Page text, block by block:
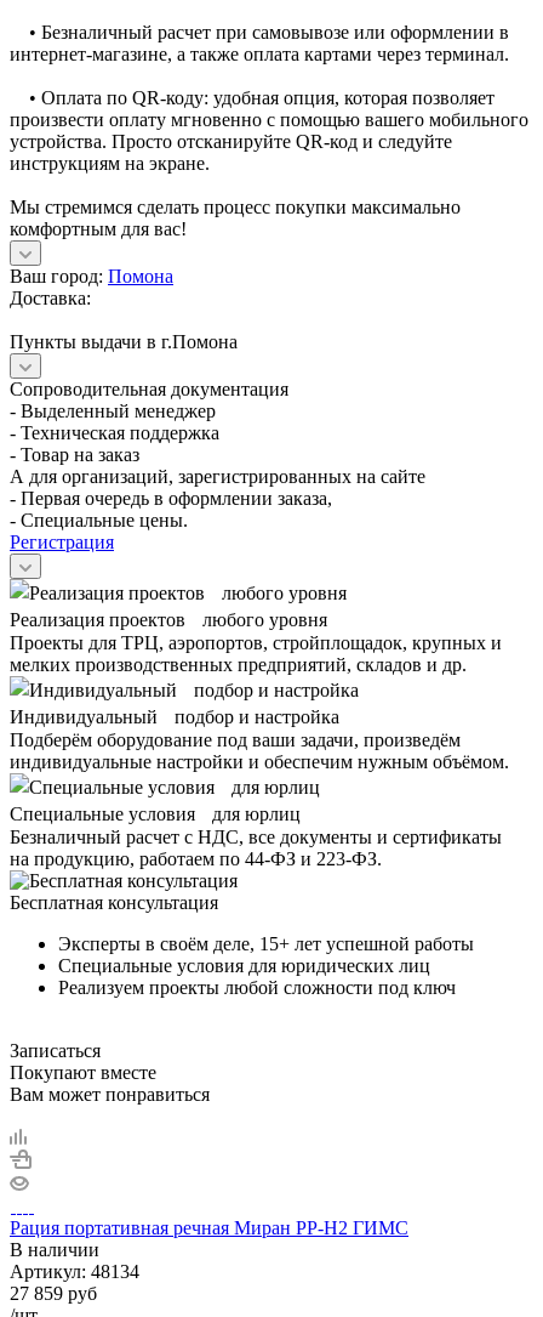
• Безналичный расчет при самовывозе или оформлении в
интернет-магазине, а также оплата картами через терминал.
• Оплата по QR-коду: удобная опция, которая позволяет
произвести оплату мгновенно с помощью вашего мобильного
устройства. Просто отсканируйте QR-код и следуйте
инструкциям на экране.
Мы стремимся сделать процесс покупки максимально
комфортным для вас!
Ваш город: Помона
Доставка:
Пункты выдачи в г.Помона
Сопроводительная документация
- Выделенный менеджер
- Техническая поддержка
- Товар на заказ
А для организаций, зарегистрированных на сайте
- Первая очередь в оформлении заказа,
- Специальные цены.
Регистрация
Реализация проектов любого уровня
Проекты для ТРЦ, аэропортов, стройплощадок, крупных и
мелких производственных предприятий, складов и др.
Индивидуальный подбор и настройка
Подберём оборудование под ваши задачи, произведём
индивидуальные настройки и обеспечим нужным объёмом.
Специальные условия для юрлиц
Безналичный расчет с НДС, все документы и сертификаты
на продукцию, работаем по 44-ФЗ и 223-ФЗ.
Бесплатная консультация
Эксперты в своём деле, 15+ лет успешной работы
Специальные условия для юридических лиц
Реализуем проекты любой сложности под ключ
Записаться
Покупают вместе
Вам может понравиться
Рация портативная речная Миран РР-Н2 ГИМС
В наличии
Артикул: 48134
27 859 руб